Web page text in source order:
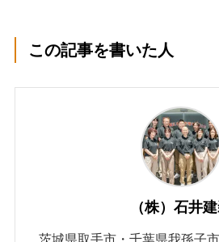
この記事を書いた人
（株）石井
茨城県取手市・千葉県我孫子